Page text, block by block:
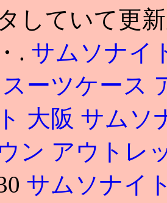
していて更
. サムソナイ
ーツケース
大阪 サムソ
ン アウトレ
サムソナイ